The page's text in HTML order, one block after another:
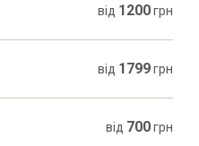
від 1200грн
від 1799грн
від 700грн